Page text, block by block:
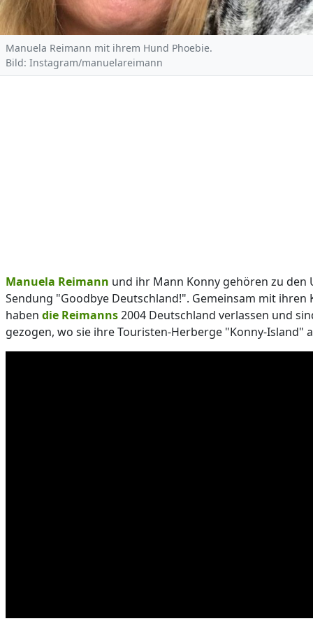
Manuela Reimann mit ihrem Hund Phoebie.
Bild: Instagram/manuelareimann
Manuela Reimann und ihr Mann Konny gehören zu den
Sendung "Goodbye Deutschland!". Gemeinsam mit ihren
haben die Reimanns2004 Deutschland verlassen und
gezogen, wo sie ihre Touristen-Herberge "Konny-Island"